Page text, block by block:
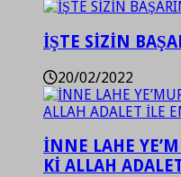
İŞTE SİZİN
20/02/2022
İNNE LAHE
Kİ ALLAH